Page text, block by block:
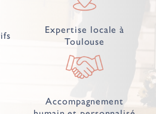
Expertise locale à
Toulouse
Accompagnement